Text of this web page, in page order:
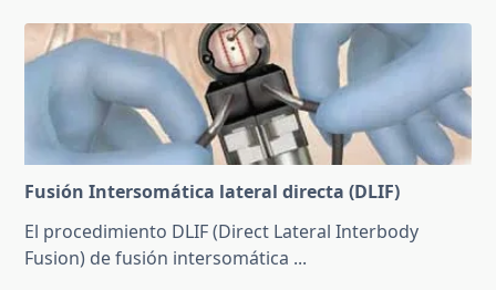
Fusión Intersomática lateral directa (DLIF)
El procedimiento DLIF (Direct Lateral Interbody
Fusion) de fusión intersomática ...